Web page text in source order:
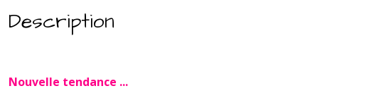
Description
Nouvelle tendance ...